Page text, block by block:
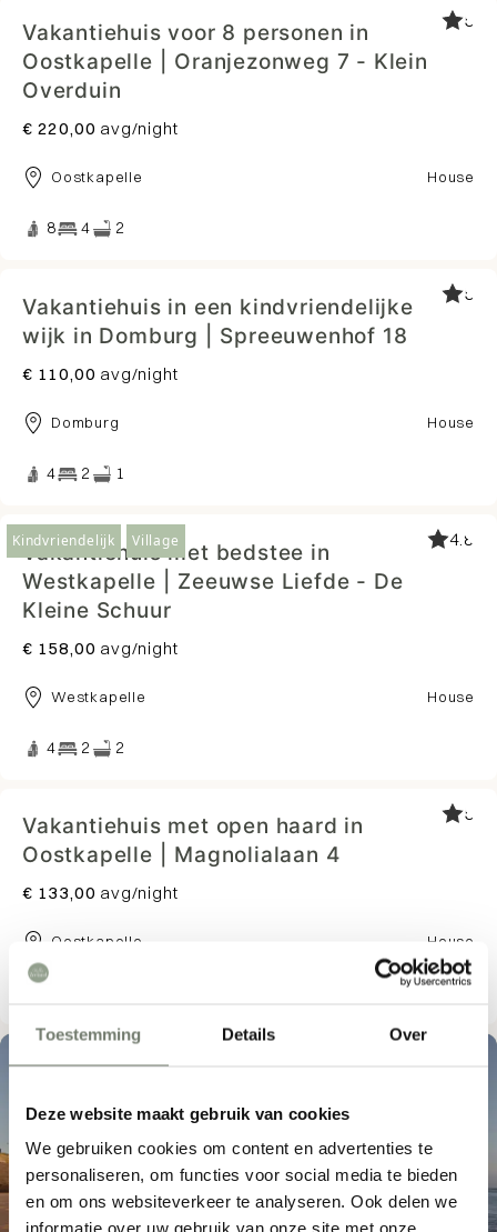
Toestemming Details Over
Deze website maakt gebruik van cookies
We gebruiken cookies om content en advertenties te
personaliseren, om functies voor social media te bieden
en om ons websiteverkeer te analyseren. Ook delen we
informatie over uw gebruik van onze site met onze
Waar ben je naar op zoek?
Vakantiehuis voor 8 personen in
Oostkapelle | Oranjezonweg 7 - Klein
Overduin
5
€ 220,00 avg/night
Oostkapelle House
8 4 2
Vakantiehuis in een kindvriendelijke
wijk in Domburg | Spreeuwenhof 18
5
€ 110,00 avg/night
Domburg House
4 2 1
Kindvriendelijk Village
Vakantiehuis met bedstee in
Westkapelle | Zeeuwse Liefde - De
Kleine Schuur
4.8
€ 158,00 avg/night
Westkapelle House
4 2 2
Vakantiehuis met open haard in
Oostkapelle | Magnolialaan 4
5
€ 133,00 avg/night
Oostkapelle House